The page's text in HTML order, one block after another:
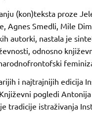
(kon)teksta proze
Agnes Smedli, Mile
autorki, nastala je
odnosno
i najtrajnijih edicija
pogledi
tradicije istraživanja